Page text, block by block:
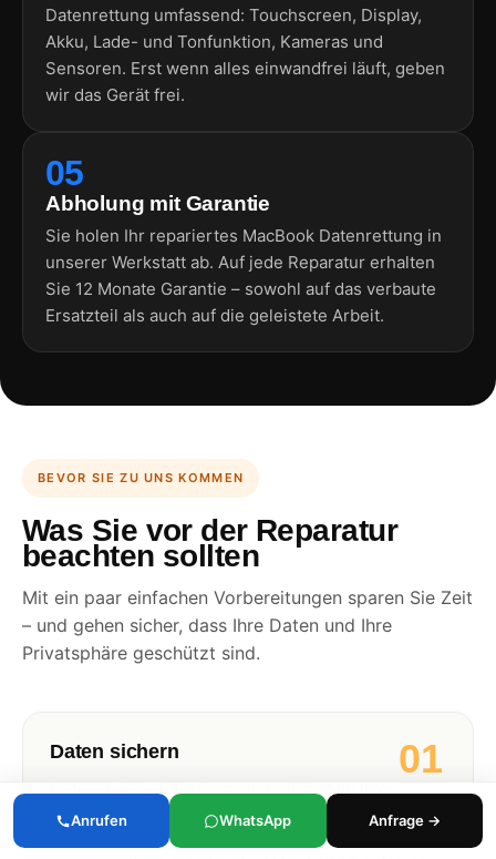
Datenrettung umfassend: Touchscreen, Display,
Akku, Lade- und Tonfunktion, Kameras und
Sensoren. Erst wenn alles einwandfrei läuft, geben
wir das Gerät frei.
05
Abholung mit Garantie
Sie holen Ihr repariertes MacBook Datenrettung in
unserer Werkstatt ab. Auf jede Reparatur erhalten
Sie 12 Monate Garantie – sowohl auf das verbaute
Ersatzteil als auch auf die geleistete Arbeit.
BEVOR SIE ZU UNS KOMMEN
Was Sie vor der Reparatur
beachten sollten
Mit ein paar einfachen Vorbereitungen sparen Sie Zeit
– und gehen sicher, dass Ihre Daten und Ihre
Privatsphäre geschützt sind.
01
Daten sichern
wichtigsten Daten (Fotos, Kontakte, Nachrichten) –
idealerweise in der Cloud (iCloud, Google Drive,
Anrufen WhatsApp Anfrage →